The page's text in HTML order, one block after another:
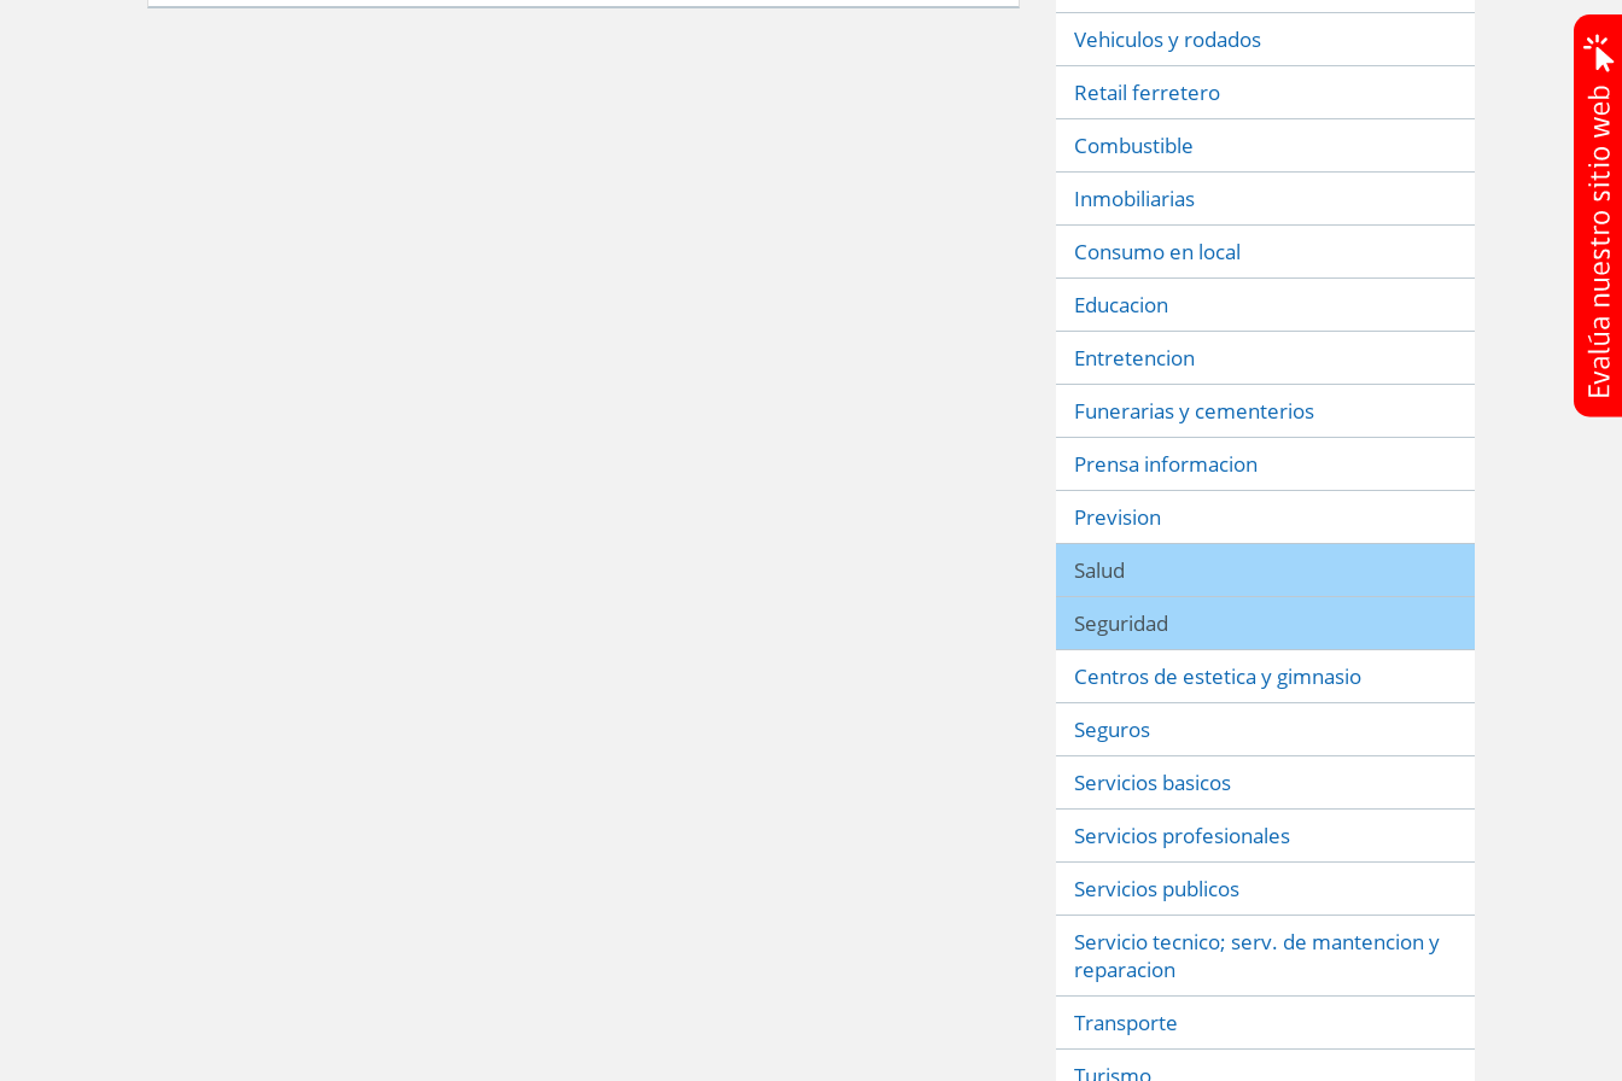
Vehiculos y rodados
Retail ferretero
Combustible
Inmobiliarias
Consumo en local
Educacion
Entretencion
Funerarias y cementerios
Prensa informacion
Prevision
Salud
Seguridad
Centros de estetica y gimnasio
Seguros
Servicios basicos
Servicios profesionales
Servicios publicos
Servicio tecnico; serv. de mantencion y
reparacion
Transporte